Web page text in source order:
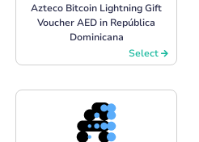
Azteco Bitcoin Lightning Gift
Voucher AED in República
Dominicana
Select